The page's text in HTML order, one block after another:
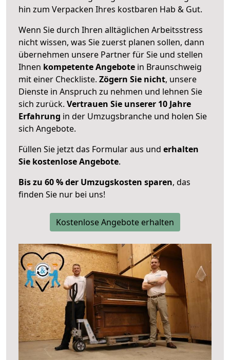
hin zum Verpacken Ihres kostbaren Hab & Gut.
Wenn Sie durch Ihren alltäglichen Arbeitsstress
nicht wissen, was Sie zuerst planen sollen, dann
übernehmen unsere Partner für Sie und stellen
Ihnen kompetente Angebote in Braunschweig
mit einer Checkliste. Zögern Sie nicht, unsere
Dienste in Anspruch zu nehmen und lehnen Sie
sich zurück. Vertrauen Sie unserer 10 Jahre
Erfahrung in der Umzugsbranche und holen Sie
sich Angebote.
Füllen Sie jetzt das Formular aus und erhalten
Sie kostenlose Angebote.
Bis zu 60 % der Umzugskosten sparen, das
finden Sie nur bei uns!
Kostenlose Angebote erhalten